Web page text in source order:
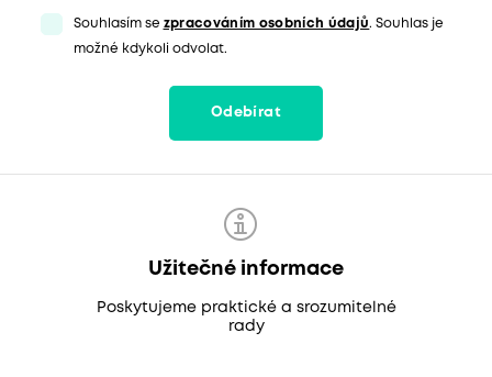
Souhlasím se zpracováním osobních údajů. Souhlas je
možné kdykoli odvolat.
Odebírat
Užitečné informace
Poskytujeme praktické a srozumitelné
rady